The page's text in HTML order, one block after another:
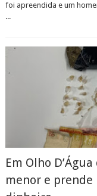
foi apreendida e um
...
Em Olho
menor e prende